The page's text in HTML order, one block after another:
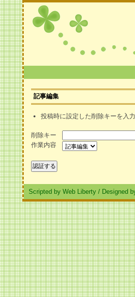
記事編集
投稿時に設定した削除キーを入
削除キー
作業内容
Scripted by Web Liberty / Designed